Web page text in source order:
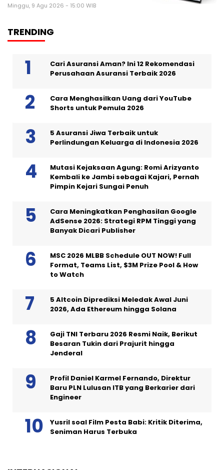
Minggu, 9 Agu 2026 - 15:00 WIB
TRENDING
Cari Asuransi Aman? Ini 12 Rekomendasi
Perusahaan Asuransi Terbaik 2026
Cara Menghasilkan Uang dari YouTube
Shorts untuk Pemula 2026
5 Asuransi Jiwa Terbaik untuk
Perlindungan Keluarga di Indonesia 2026
Mutasi Kejaksaan Agung: Romi Arizyanto
Kembali ke Jambi sebagai Kajari, Pernah
Pimpin Kejari Sungai Penuh
Cara Meningkatkan Penghasilan Google
AdSense 2026: Strategi RPM Tinggi yang
Banyak Dicari Publisher
MSC 2026 MLBB Schedule OUT NOW! Full
Format, Teams List, $3M Prize Pool & How
to Watch
5 Altcoin Diprediksi Meledak Awal Juni
2026, Ada Ethereum hingga Solana
Gaji TNI Terbaru 2026 Resmi Naik, Berikut
Besaran Tukin dari Prajurit hingga
Jenderal
Profil Daniel Karmel Fernando, Direktur
Baru PLN Lulusan ITB yang Berkarier dari
Engineer
Yusril soal Film Pesta Babi: Kritik Diterima,
Seniman Harus Terbuka